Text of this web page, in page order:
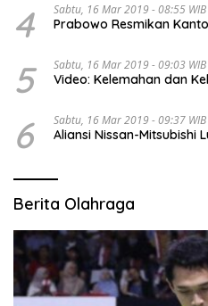
4 Sabtu, 16 Mar 2019 - 08:55 WIB
Prabowo Resmikan
5 Sabtu, 16 Mar 2019 - 09:03 WIB
Video: Kelemahan dan
6 Sabtu, 16 Mar 2019 - 09:37 WIB
Aliansi Nissan-Mitsubishi
Berita Olahraga